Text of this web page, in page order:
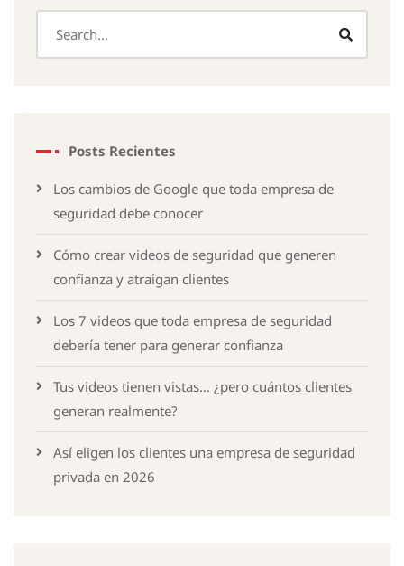
Posts Recientes
Los cambios de Google que toda empresa de
seguridad debe conocer
Cómo crear videos de seguridad que generen
confianza y atraigan clientes
Los 7 videos que toda empresa de seguridad
debería tener para generar confianza
Tus videos tienen vistas… ¿pero cuántos clientes
generan realmente?
Así eligen los clientes una empresa de seguridad
privada en 2026